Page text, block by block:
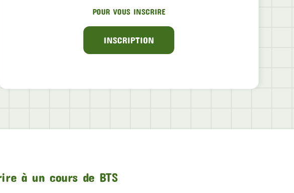
POUR VOUS INSCRIRE
INSCRIPTION
à un cours de BTS